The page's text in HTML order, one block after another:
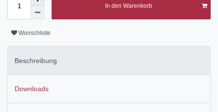
In den Warenkorb
Wunschliste
Beschreibung
Downloads